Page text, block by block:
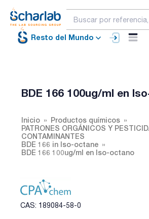
Resto del Mundo
BDE 166 100ug/ml en
Inicio
Productos químicos
PATRONES ORGÁNICOS Y
CONTAMINANTES
BDE 166 in Iso-octane
BDE 166 100ug/ml en Iso-octano
CAS: 189084-58-0